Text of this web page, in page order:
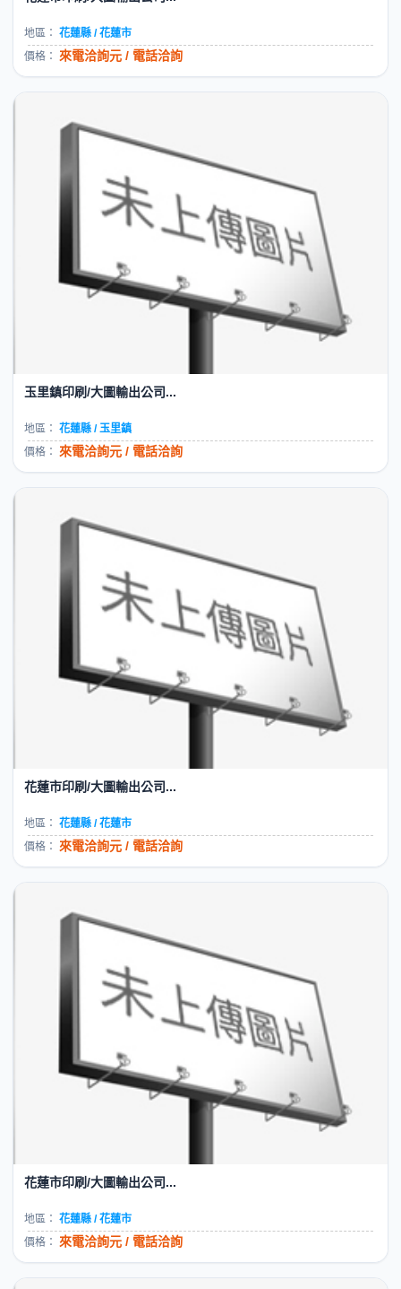
地區： 花蓮縣 / 花蓮市
價格： 來電洽詢元 / 電話洽詢
玉里鎮印刷/大圖輸出公司...
地區： 花蓮縣 / 玉里鎮
價格： 來電洽詢元 / 電話洽詢
花蓮市印刷/大圖輸出公司...
地區： 花蓮縣 / 花蓮市
價格： 來電洽詢元 / 電話洽詢
花蓮市印刷/大圖輸出公司...
地區： 花蓮縣 / 花蓮市
價格： 來電洽詢元 / 電話洽詢